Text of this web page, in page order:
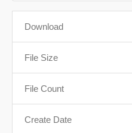
Download
File Size
File Count
Create Date